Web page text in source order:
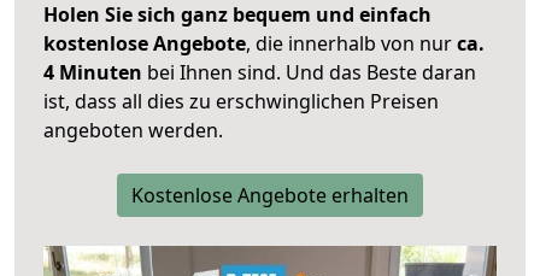
Holen Sie sich ganz bequem und einfach
kostenlose Angebote, die innerhalb von nurca.
4 Minuten bei Ihnen sind. Und das Beste daran
ist, dass all dies zu erschwinglichen Preisen
angeboten werden.
Kostenlose Angebote erhalten